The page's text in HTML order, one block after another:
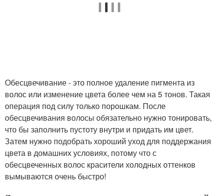
Обесцвечивание - это полное удаление пигмента из
волос или изменение цвета более чем на 5 тонов. Такая
операция под силу только порошкам. После
обесцвечивания волосы обязательно нужно тонировать,
что бы заполнить пустоту внутри и придать им цвет.
Затем нужно подобрать хороший уход для поддержания
цвета в домашних условиях, потому что с
обесцвеченных волос красители холодных оттенков
вымываются очень быстро!